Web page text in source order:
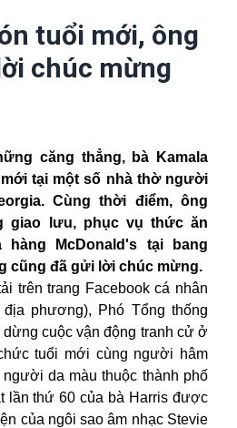
tuổi mới, ông
chúc mừng
căng thẳng, bà Kamala
tại một số nhà thờ người
Cùng thời điểm, ông
giao lưu, phục vụ thức ăn
McDonald's tại bang
cũng đã gửi lời chúc mừng.
trên trang Facebook cá nhân
phương), Phó Tổng thống
dừng cuộc vận động tranh cử ở
tuổi mới cùng người hâm
da màu thuộc thành phố
lần thứ 60 của bà Harris được
của ngôi sao âm nhạc Stevie